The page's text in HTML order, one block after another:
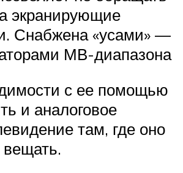
экранирующие
Снабжена «усами» —
МВ-диапазона
с ее помощью
и аналоговое
там, где оно